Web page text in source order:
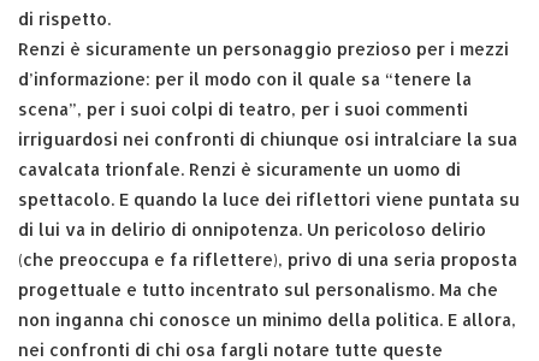
di rispetto.
Renzi è sicuramente un personaggio prezioso per i mezzi
d’informazione: per il modo con il quale sa “tenere la
scena”, per i suoi colpi di teatro, per i suoi commenti
irriguardosi nei confronti di chiunque osi intralciare la sua
cavalcata trionfale. Renzi è sicuramente un uomo di
spettacolo. E quando la luce dei riflettori viene puntata su
di lui va in delirio di onnipotenza. Un pericoloso delirio
(che preoccupa e fa riflettere), privo di una seria proposta
progettuale e tutto incentrato sul personalismo. Ma che
non inganna chi conosce un minimo della politica. E allora,
nei confronti di chi osa fargli notare tutte queste